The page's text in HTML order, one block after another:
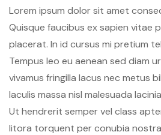
Lorem ipsum dolor sit amet
Quisque faucibus ex sapien vitae
placerat. In id cursus mi pretium
Tempus leo eu aenean sed diam
vivamus fringilla lacus nec metus
Iaculis massa nisl malesuada
Ut hendrerit semper vel class
litora torquent per conubia